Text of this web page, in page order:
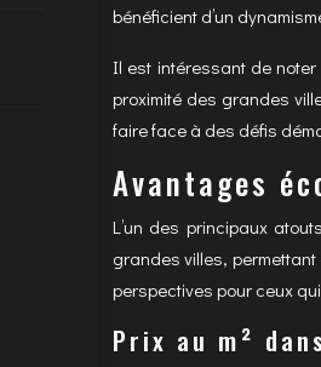
bénéficient d’un
Il est intéressant de noter
proximité des grandes
faire face à des défis
Avantages
L’un des principaux
grandes villes,
perspectives pour ceux
Prix au m²